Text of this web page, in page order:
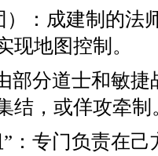
）：成建制的法
现地图控制。
部分道士和敏
结，或佯攻牵制
：专门负责在